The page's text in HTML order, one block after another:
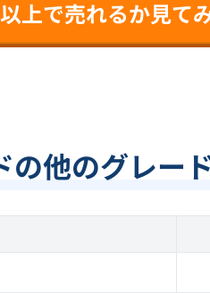
上で売れるか見て
の他のグレー